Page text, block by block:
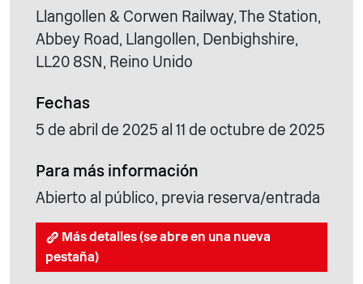
Llangollen & Corwen Railway, The Station,
Abbey Road, Llangollen, Denbighshire,
LL20 8SN, Reino Unido
Fechas
5 de abril de 2025 al 11 de octubre de 2025
Para más información
Abierto al público, previa reserva/entrada
Más detalles (se abre en una nueva
pestaña)